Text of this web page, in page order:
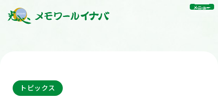
メニュー
トピックス